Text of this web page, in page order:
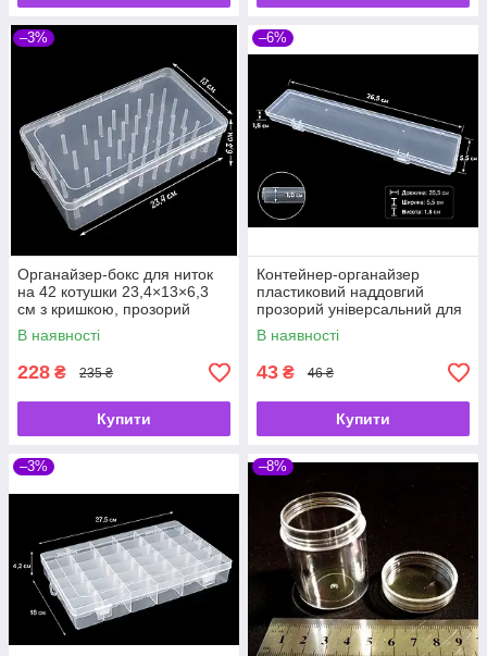
–3%
Органайзер-бокс для ниток
на 42 котушки 23,4×13×6,3
см з кришкою, прозорий
пластиковий контейнер
В наявності
228 ₴ 235 ₴
Купити
–6%
Контейнер-органайзер
пластиковий наддовгий
прозорий універсальний для
пензлів, поплавців, свердел,
олівців 26,5×5,5×1,8
В наявності
43 ₴ 46 ₴
Купити
–3% –8%